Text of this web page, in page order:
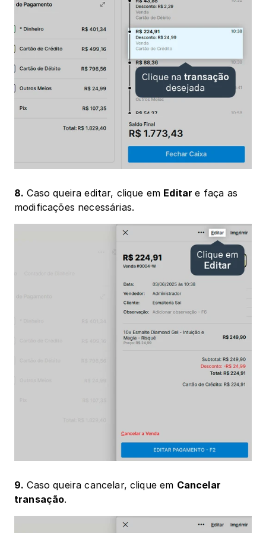
8. Caso queira editar, clique em Editar e faça as
modificações necessárias.
9. Caso queira cancelar, clique em Cancelar
transação.